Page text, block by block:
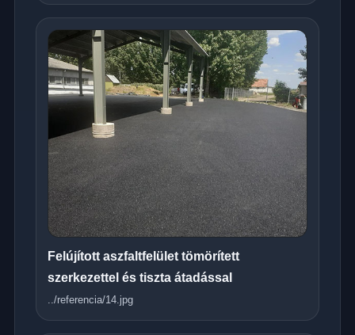
Felújított aszfaltfelület tömörített
szerkezettel és tiszta átadással
../referencia/14.jpg